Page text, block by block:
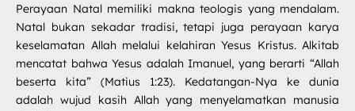
Perayaan Natal memiliki makna teologis yang mendalam.
Natal bukan sekadar tradisi, tetapi juga perayaan karya
keselamatan Allah melalui kelahiran Yesus Kristus. Alkitab
mencatat bahwa Yesus adalah Imanuel, yang berarti “Allah
beserta kita” (Matius 1:23). Kedatangan-Nya ke dunia
adalah wujud kasih Allah yang menyelamatkan manusia